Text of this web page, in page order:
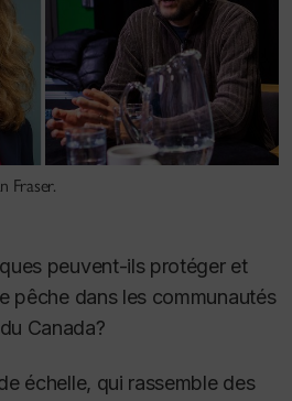
Fraser.
peuvent-ils protéger et
pêche dans les communautés
Canada?
échelle, qui rassemble des